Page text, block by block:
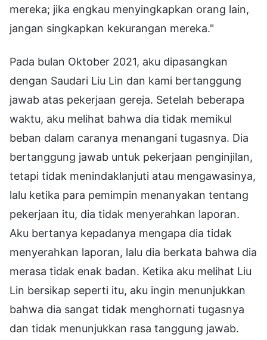
mereka; jika engkau menyingkapkan orang lain,
jangan singkapkan kekurangan mereka."
Pada bulan Oktober 2021, aku dipasangkan
dengan Saudari Liu Lin dan kami bertanggung
jawab atas pekerjaan gereja. Setelah beberapa
waktu, aku melihat bahwa dia tidak memikul
beban dalam caranya menangani tugasnya. Dia
bertanggung jawab untuk pekerjaan penginjilan,
tetapi tidak menindaklanjuti atau mengawasinya,
lalu ketika para pemimpin menanyakan tentang
pekerjaan itu, dia tidak menyerahkan laporan.
Aku bertanya kepadanya mengapa dia tidak
menyerahkan laporan, lalu dia berkata bahwa dia
merasa tidak enak badan. Ketika aku melihat Liu
Lin bersikap seperti itu, aku ingin menunjukkan
bahwa dia sangat tidak menghornati tugasnya
dan tidak menunjukkan rasa tanggung jawab.